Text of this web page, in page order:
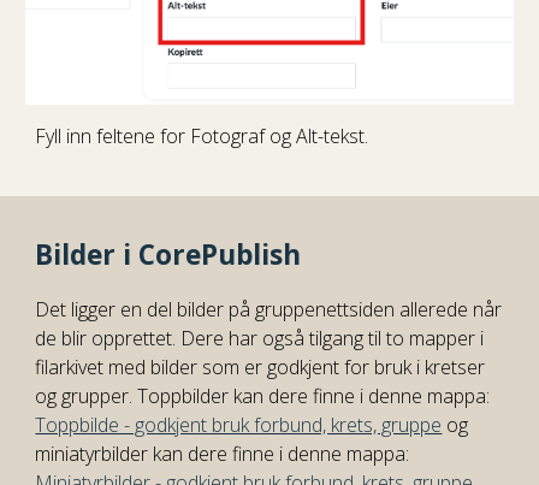
Fyll inn feltene for Fotograf og Alt-tekst.
Bilder i CorePublish
Det ligger en del bilder på gruppenettsiden allerede når
de blir opprettet. Dere har også tilgang til to mapper i
filarkivet med bilder som er godkjent for bruk i kretser
og grupper. Toppbilder kan dere finne i denne mappa:
Toppbilde - godkjent bruk forbund, krets, gruppe og
miniatyrbilder kan dere finne i denne mappa: